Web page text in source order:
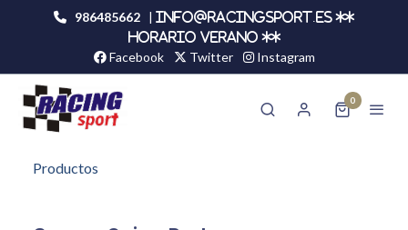
986485662 |
info@racingsport.es **
HORARIO VERANO **
Facebook Twitter Instagram
0
Productos